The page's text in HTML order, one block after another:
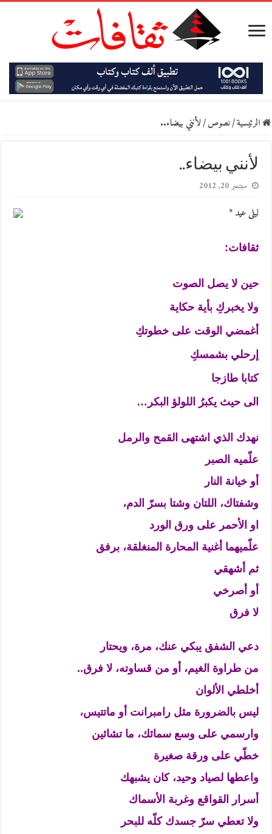
الرئيسية/نصوص/لأنني بيضاء..
لأنني بيضاء..
سبتمبر 20, 2012
ليلى عيد *
ثقافات:
حين لا يصل الصوت
ولا يخبركِ بأية حكاية
أغمضي الوقت على خطوتكِ
إرحلي بشمسكِ
كتابا طازجا
الى حيث يكبرُ اللولؤ البكر…
نهدك الذي اشتهى القمح والرمل
علّميه الصبر
أو خيانة النار
وشفتاك، اللتان وشتا بسرّ الدم،
او الأحمر على ورق الورد
علّميهما أغنية المحارة المنغلقة، برفق
ثم أشهقي
أو أصرخي
لا فرق
دعي الشفق يبكي عنك، مرة، ويحتار
من طراوة الغيم، أو من قساوته، لا فرق..
أخلطي الألوان
ليس بالضرورة مثل رامبرانت أو ماتتيس،
وارسمي على وسع سمائك، ما تشائين
خطّي على ورقة صغيرة
واعطها لصياد وحيد، كان يشبهك
أسرار القواقع وغربة الأسماك
ولا تعطي سرّ جسدك كلّه للبحر